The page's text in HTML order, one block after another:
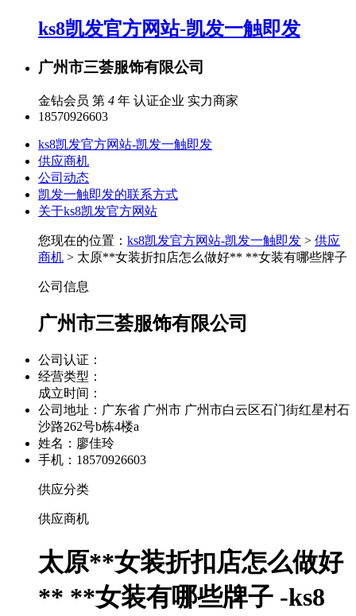
ks8凯发官方网站-凯发一触即发
广州市三荟服饰有限公司
金钻会员 第 4 年 认证企业 实力商家
18570926603
ks8凯发官方网站-凯发一触即发
供应商机
公司动态
凯发一触即发的联系方式
关于ks8凯发官方网站
您现在的位置： ks8凯发官方网站-凯发一触即发 > 供应
商机 > 太原**女装折扣店怎么做好** **女装有哪些牌子
公司信息
广州市三荟服饰有限公司
公司认证：
经营类型：
成立时间：
公司地址： 广东省 广州市 广州市白云区石门街红星村石
沙路262号b栋4楼a
姓名：廖佳玲
手机：18570926603
供应分类
供应商机
太原**女装折扣店怎么做好
** **女装有哪些牌子 -ks8